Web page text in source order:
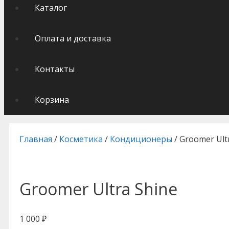
Каталог
Оплата и доставка
Контакты
Корзина
Главная / Косметика / Кондиционеры / Groomer
Groomer Ultra Shine
1 000 ₽